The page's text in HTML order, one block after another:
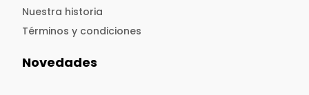
Nuestra historia
Términos y condiciones
Novedades